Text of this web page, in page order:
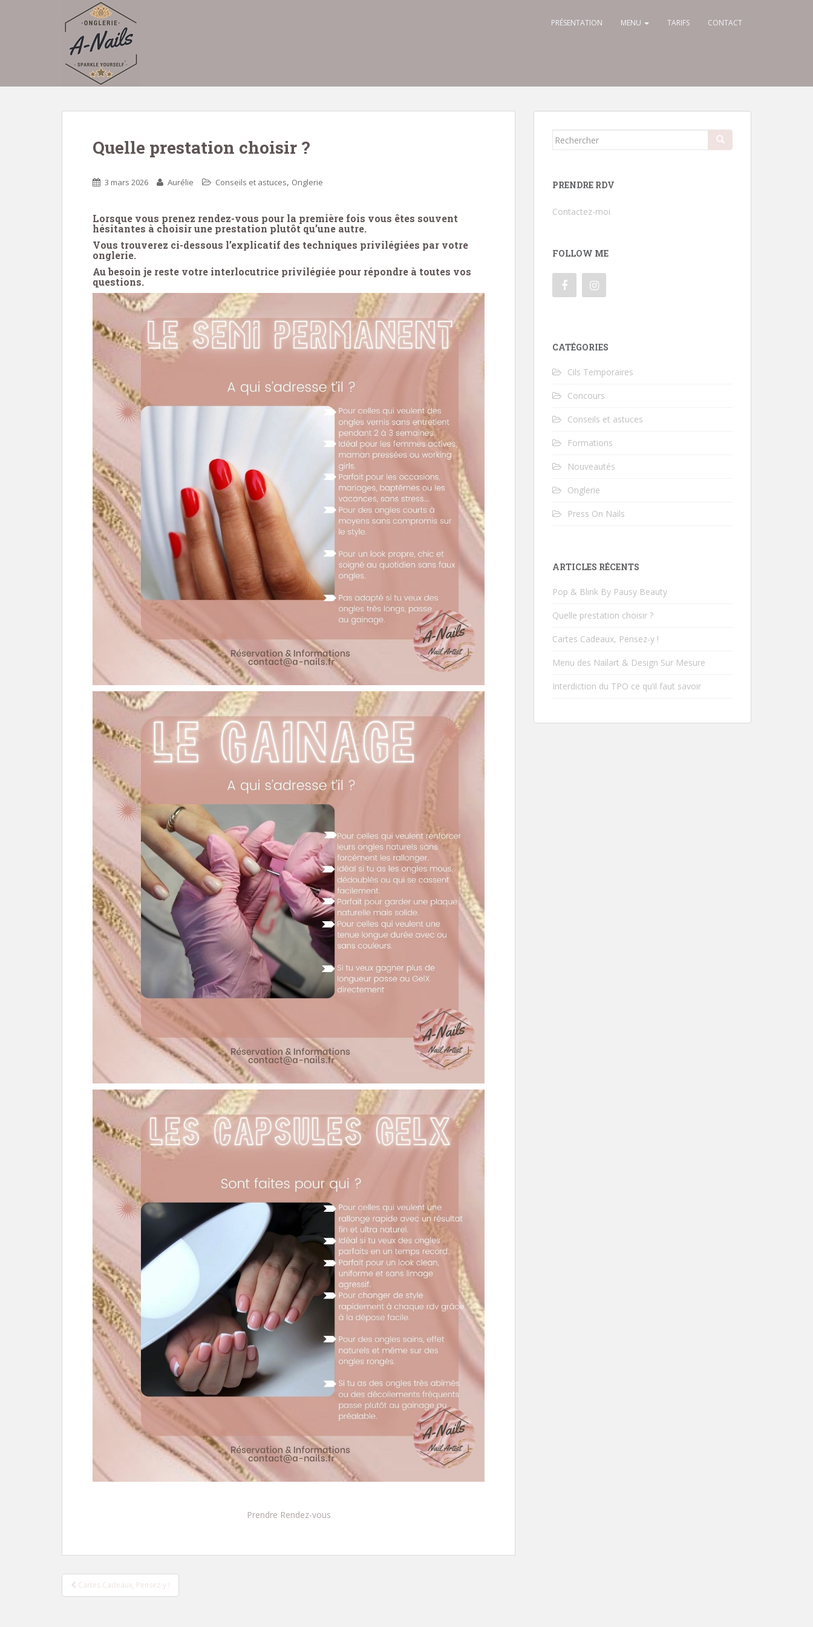
m
PRÉSENTATION MENU TARIFS CONTACT
Quelle prestation choisir ?
3 mars 2026 Aurélie Conseils et astuces, Onglerie
Lorsque vous prenez rendez-vous pour la première fois vous êtes souvent
hésitantes à choisir une prestation plutôt qu’une autre.
Vous trouverez ci-dessous l’explicatif des techniques privilégiées par votre
onglerie.
Au besoin je reste votre interlocutrice privilégiée pour répondre à toutes vos
questions.
Prendre Rendez-vous
Navigation de l’article
Cartes Cadeaux, Pensez-y !
Rechercher...
PRENDRE RDV
Contactez-moi
FOLLOW ME
CATÉGORIES
Cils Temporaires
Concours
Conseils et astuces
Formations
Nouveautés
Onglerie
Press On Nails
ARTICLES RÉCENTS
Pop & Blink By Pausy Beauty
Quelle prestation choisir ?
Cartes Cadeaux, Pensez-y !
Menu des Nailart & Design Sur Mesure
Interdiction du TPO ce qu’il faut savoir